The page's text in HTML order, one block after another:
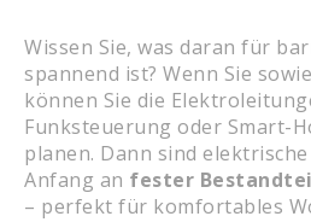
Wissen Sie, was daran für
spannend ist? Wenn Sie
können Sie die
Funksteuerung oder Smart-
planen. Dann sind
Anfang an fester
– perfekt für komfortables